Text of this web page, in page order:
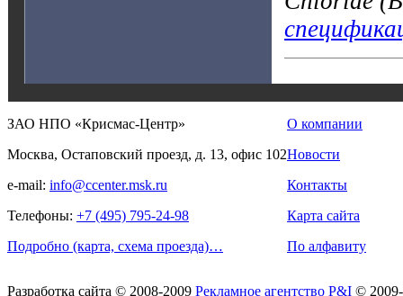
ЗАО НПО «Крисмас-Центр»
Москва, Остаповский проезд, д. 13, офис 102
e-mail: info@ccenter.msk.ru
Телефоны: +7 (495) 795-24-98
Подробно (карта, схема проезда)…
О компании
Новости
Контакты
Карта сайта
По алфавиту
Разработка сайта © 2008-2009 Рекламное агентство P&I ©